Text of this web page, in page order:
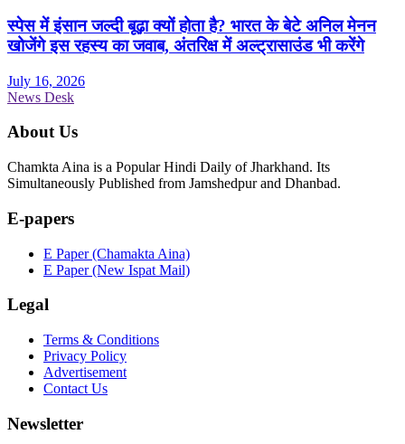
स्पेस में इंसान जल्दी बूढ़ा क्यों होता है? भारत के बेटे अनिल मेनन
खोजेंगे इस रहस्य का जवाब, अंतरिक्ष में अल्ट्रासाउंड भी करेंगे
July 16, 2026
News Desk
About Us
Chamkta Aina is a Popular Hindi Daily of Jharkhand. Its
Simultaneously Published from Jamshedpur and Dhanbad.
E-papers
E Paper (Chamakta Aina)
E Paper (New Ispat Mail)
Legal
Terms & Conditions
Privacy Policy
Advertisement
Contact Us
Newsletter